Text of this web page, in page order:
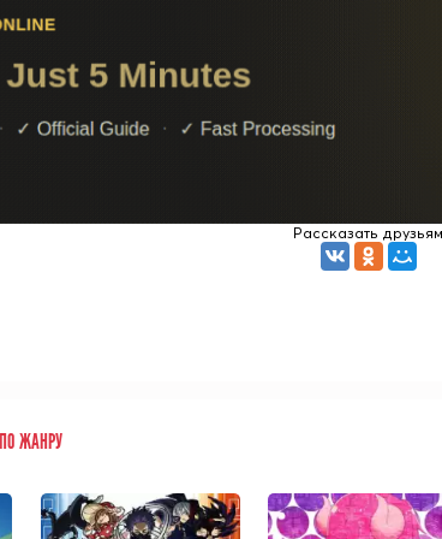
Рассказать друзьям
ЖАНРУ